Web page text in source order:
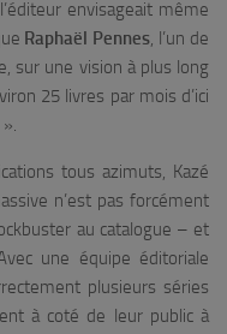
envisageait même
Raphaël Pennes, l’un de
sur une vision à plus long
25 livres par mois d’ici
».
tous azimuts, Kazé
n’est pas forcément
au catalogue – et
une équipe éditoriale
plusieurs séries
à coté de leur public à